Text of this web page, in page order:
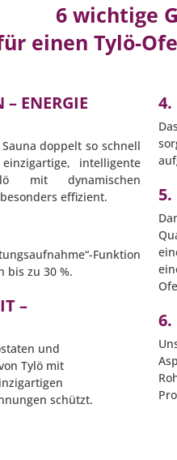
6 wichtige
einen Tylö-
– ENERGIE
doppelt so schnell
intelligente
mit dynamischen
effizient.
Funktion
bis zu 30 %.
–
und
Tylö mit
schützt.
4.
5.
6.